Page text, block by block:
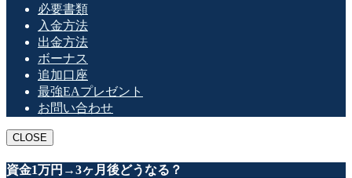
必要書類
入金方法
出金方法
ボーナス
追加口座
最強EAプレゼント
お問い合わせ
CLOSE
資金1万円→3ヶ月後どうなる？